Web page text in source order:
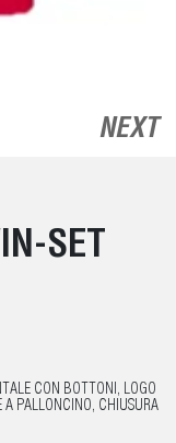
NEXT
SET
CON BOTTONI, LOGO
PALLONCINO, CHIUSURA